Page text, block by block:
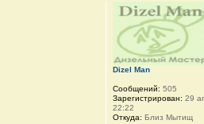
Dizel Man
Сообщений: 505
Зарегистрирован: 29
22:22
Откуда: Близ Мытищ